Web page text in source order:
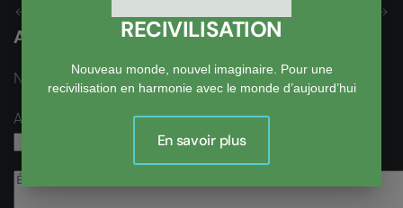
Ajouter un Commentaire
Nom obligatoire
Adresse email obligatoire, mais pas visible
RECIVILISATION
Nouveau monde, nouvel imaginaire. Pour une
recivilisation en harmonie avec le monde d’aujourd’hui
En savoir plus